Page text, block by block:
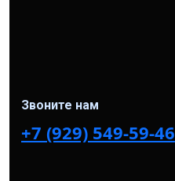
Звоните нам
+7 (929) 549-59-46